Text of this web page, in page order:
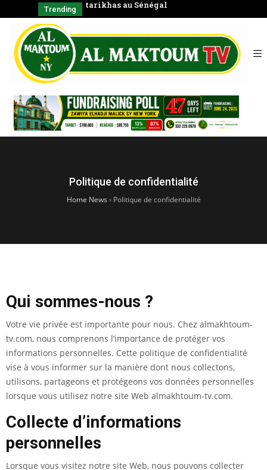
Trending tarikhas au Sénégal
Politique de confidentialité
Home News › Politique de confidentialité
Qui sommes-nous ?
Votre vie privée est importante pour nous. Chez almakhtoum-
tv.com, nous comprenons l’importance de protéger vos
informations personnelles. Cette politique de confidentialité
vise à vous informer sur la manière dont nous collectons,
utilisons, partageons et protégeons vos données personnelles
lorsque vous utilisez notre site Web almakhtoum-tv.com.
Collecte d’informations
personnelles
Lorsque vous visitez notre site Web, nous pouvons collecter